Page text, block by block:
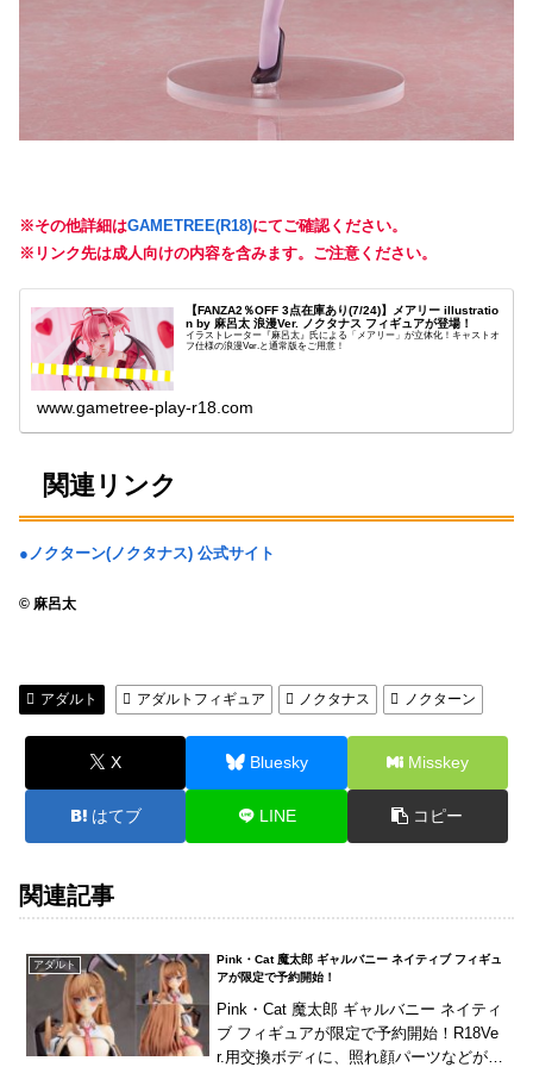
※その他詳細はGAMETREE(R18)にてご確認ください。
※リンク先は成人向けの内容を含みます。ご注意ください。
【FANZA2％OFF 3点在庫あり(7/24)】メアリー illustratio
n by 麻呂太 浪漫Ver. ノクタナス フィギュアが登場！
イラストレーター『麻呂太』氏による「メアリー」が立体化！キャストオ
フ仕様の浪漫Ver.と通常版をご用意！
www.gametree-play-r18.com
関連リンク
●ノクターン(ノクタナス) 公式サイト
© 麻呂太
アダルト アダルトフィギュア ノクタナス ノクターン
X Bluesky Misskey
はてブ LINE コピー
関連記事
アダルト
Pink・Cat 魔太郎 ギャルバニー ネイティブ フィギュ
アが限定で予約開始！
Pink・Cat 魔太郎 ギャルバニー ネイティ
ブ フィギュアが限定で予約開始！R18Ve
r.用交換ボディに、照れ顔パーツなどが付